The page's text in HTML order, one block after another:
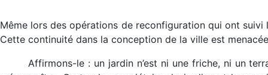
Même lors des opérations de reconfiguration qui ont
Cette continuité dans la conception de la ville est
Affirmons-le : un jardin n’est ni une friche, ni un